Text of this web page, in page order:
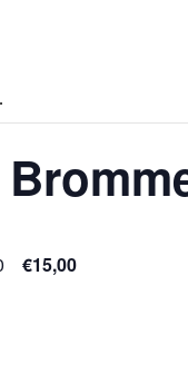
€15,00